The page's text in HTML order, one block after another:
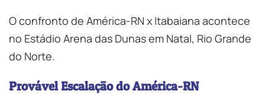
O confronto de América-RN x Itabaiana acontece
no Estádio Arena das Dunas em Natal, Rio Grande
do Norte.
Provável Escalação do América-RN